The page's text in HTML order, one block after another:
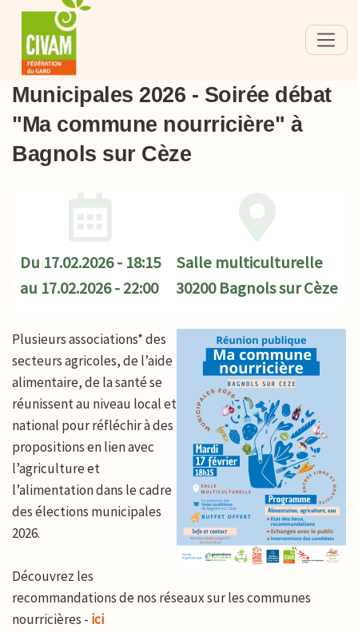
Municipales 2026 - Soirée débat
"Ma commune nourricière" à
Bagnols sur Cèze
Du 17.02.2026 - 18:15
au 17.02.2026 - 22:00
Salle multiculturelle
30200 Bagnols sur Cèze
Plusieurs associations* des
secteurs agricoles, de l’aide
alimentaire, de la santé se
réunissent au niveau local et
national pour réfléchir à des
propositions en lien avec
l’agriculture et
l’alimentation dans le cadre
des élections municipales
2026.
Découvrez les
recommandations de nos réseaux sur les communes
nourricières - ici